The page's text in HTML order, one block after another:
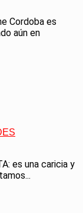
Cordoba es
aún en
es una caricia y